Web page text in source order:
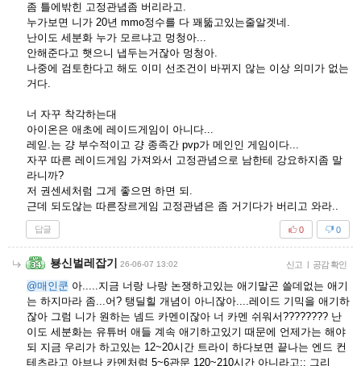
좀 틀에밖힌 고정관념좀 버리라고.
누가보면 니가 20년 mmo정수를 다 꽤뚧고있는줄알겟네.
난이도 세분화 누가 모르냐고 멍청아...
안해준다고 햇으니 냅두는거잖아 멍청아.
나중에 검토한다고 해도 이미 선조건이 바뀌지 않는 이상 의미가 없는
거다.
너 자꾸 착각하는대
아이온은 애초에 레이드게임이 아니다...
레읻.는 걍 부수적이고 걍 종족간 pvp가 메인인 게임이다...
자꾸 따른 레이드게임 가져와서 고정관념으로 남한테 강요하지좀 말
라니까?
저 권센세처럼 그게 좋으면 하면 되.
근데 되도않는 따른장르게임 고정관념은 좀 거기다가 버리고 와라..
답글 0
0
뵹신벌레잡기 26-06-07 13:02 신고 | 공감 확인
@매인쿤 아.....지금 너랑 나랑 논쟁하고있는 애기말곤 쓸데없는 애기
는 하지마라 좀...어? 탱딜힐 개념이 아니잖아....레이드 기믹을 애기하
잖아 그럼 니가 원하는 넴드 카멘이잖아 너 카멘 쉬워서???????? 난
이도 세분화는 유튜버 애들 계속 애기하고있기 때문에 언제가는 해야
되 지금 우리가 하고있는 12~20시간 트라이 하다보면 끝나는 엔드 컨
테츠라고 아브나 카멘처럼 5~6관문 120~210시간 아니라고;; 그리